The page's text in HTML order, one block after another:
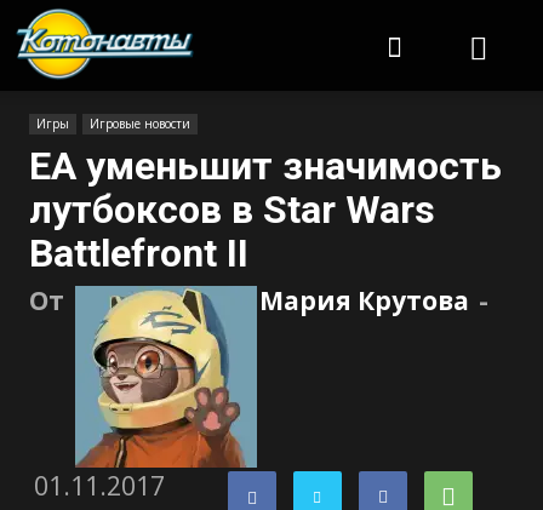
Игры Игровые новости
EA уменьшит значимость
лутбоксов в Star Wars
Battlefront II
От Мария Крутова -
01.11.2017